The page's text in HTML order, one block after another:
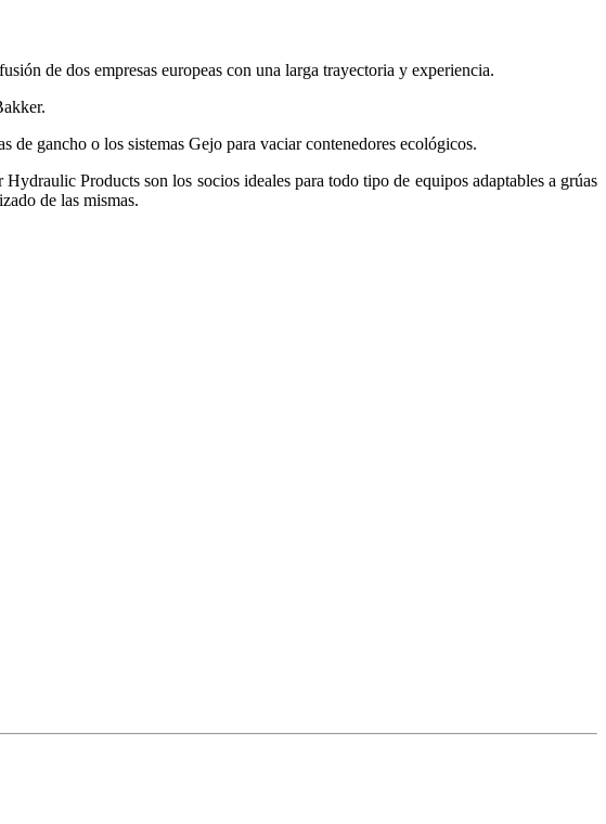
de dos empresas europeas con una larga trayectoria y experiencia.
gancho o los sistemas Gejo para vaciar contenedores ecológicos.
Products son los socios ideales para todo tipo de equipos adaptables a grúas
de las mismas.